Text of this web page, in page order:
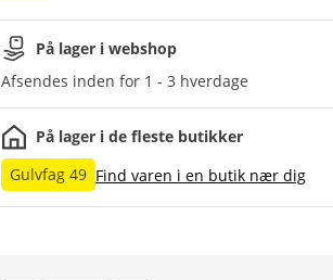
På lager i webshop
Afsendes inden for 1 - 3 hverdage
På lager i de fleste butikker
Gulvfag 49 Find varen i en butik nær dig